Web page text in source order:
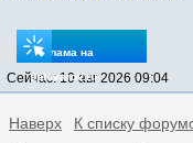
Реклама на
sptovarov.ru
Сейчас: 10 авг 2026 09:04
Наверх К списку